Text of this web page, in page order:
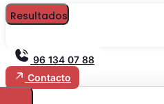
Resultados
96 134 07 88
Contacto